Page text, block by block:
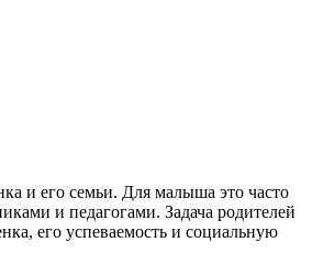
и его семьи. Для малыша это часто
и педагогами. Задача родителей
его успеваемость и социальную